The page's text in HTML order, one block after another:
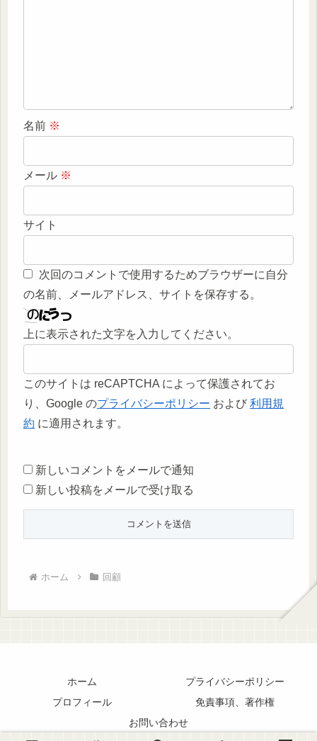
名前 ※
メール ※
サイト
次回のコメントで使用するためブラウザーに自分
の名前、メールアドレス、サイトを保存する。
上に表示された文字を入力してください。
このサイトは reCAPTCHA によって保護されてお
り、Google のプライバシーポリシー および 利用規
約 に適用されます。
新しいコメントをメールで通知
新しい投稿をメールで受け取る
ホーム 回顧
ホーム
プライバシーポリシー
プロフィール
免責事項、著作権
お問い合わせ